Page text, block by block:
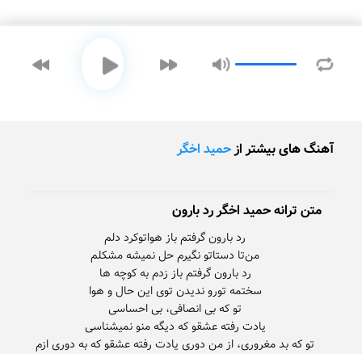
آهنگ های بیشتر ازحمید اخگر
متن ترانه حمید اخگر رد بارون
تو که بد مغروری، از من دوری یادت رفته عشقو که به دوری ازم